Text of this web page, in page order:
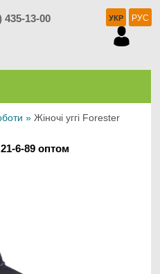
435-13-00 УКР РУС
» Жіночі уггі Forester
6-89 оптом